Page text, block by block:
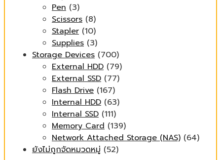
Pen (3)
Scissors (8)
Stapler (10)
Supplies (3)
Storage Devices (700)
External HDD (79)
External SSD (77)
Flash Drive (167)
Internal HDD (63)
Internal SSD (111)
Memory Card (139)
Network Attached Storage (NAS) (64)
ยังไม่ถูกจัดหมวดหมู่ (52)